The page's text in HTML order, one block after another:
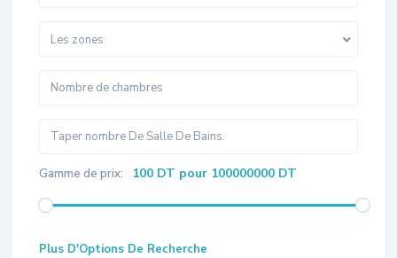
Les zones
Gamme de prix: 100 DT pour 100000000 DT
Plus D'Options De Recherche